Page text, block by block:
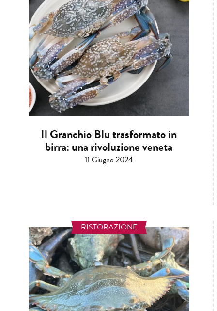
Il Granchio Blu trasformato in
birra: una rivoluzione veneta
11 Giugno 2024
RISTORAZIONE